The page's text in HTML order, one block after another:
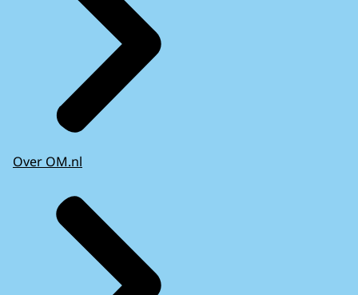
Over OM.nl